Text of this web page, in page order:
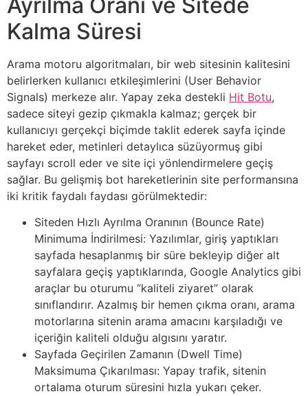
Kalma Süresi
Arama motoru algoritmaları, bir web sitesinin kalitesini
belirlerken kullanıcı etkileşimlerini (User Behavior
Signals) merkeze alır. Yapay zeka destekli Hit Botu,
sadece siteyi gezip çıkmakla kalmaz; gerçek bir
kullanıcıyı gerçekçi biçimde taklit ederek sayfa içinde
hareket eder, metinleri detaylıca süzüyormuş gibi
sayfayı scroll eder ve site içi yönlendirmelere geçiş
sağlar. Bu gelişmiş bot hareketlerinin site performansına
iki kritik faydalı faydası görülmektedir:
Siteden Hızlı Ayrılma Oranının (Bounce Rate)
Minimuma İndirilmesi: Yazılımlar, giriş yaptıkları
sayfada hesaplanmış bir süre bekleyip diğer alt
sayfalara geçiş yaptıklarında, Google Analytics gibi
araçlar bu oturumu “kaliteli ziyaret” olarak
sınıflandırır. Azalmış bir hemen çıkma oranı, arama
motorlarına sitenin arama amacını karşıladığı ve
içeriğin kaliteli olduğu algısını yaratır.
Sayfada Geçirilen Zamanın (Dwell Time)
Maksimuma Çıkarılması: Yapay trafik, sitenin
ortalama oturum süresini hızla yukarı çeker.